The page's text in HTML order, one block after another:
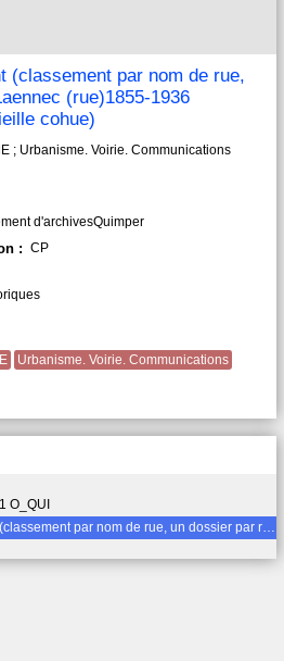
O_QUI
rue, un dossier par rue), Laennec (rue)1855-1936 (ancienne rue de la vieille cohue)
(classement par nom de rue,
(rue)1855-1936
cohue)
; Urbanisme. Voirie. Communications
d'archivesQuimper
: CP
Urbanisme. Voirie. Communications